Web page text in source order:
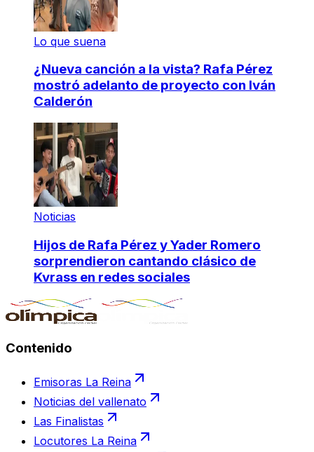
Lo que suena
¿Nueva canción a la vista? Rafa Pérez
mostró adelanto de proyecto con Iván
Calderón
Noticias
Hijos de Rafa Pérez y Yader Romero
sorprendieron cantando clásico de
Kvrass en redes sociales
Contenido
Emisoras La Reina
Noticias del vallenato
Las Finalistas
Locutores La Reina